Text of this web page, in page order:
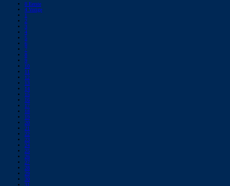
8 Eerste
4 Vorige
1
2
3
4
5
6
7
8
9
10
11
12
13
14
15
16
17
18
19
20
21
22
23
24
25
26
27
28
29
30
31